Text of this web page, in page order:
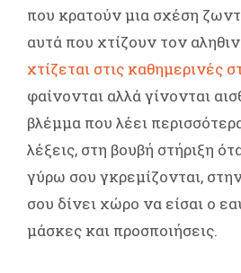
που κρατούν μια σχέση
αυτά που χτίζουν τον
χτίζεται στις καθημερινές
φαίνονται αλλά γίνονται
βλέμμα που λέει
λέξεις, στη βουβή στήριξη
γύρω σου γκρεμίζονται,
σου δίνει χώρο να είσαι ο
μάσκες και προσποιήσεις.